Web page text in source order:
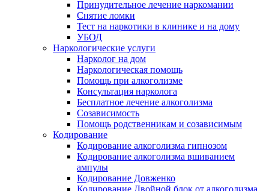
Принудительное лечение наркомании
Снятие ломки
Тест на наркотики в клинике и на дому
УБОД
Наркологические услуги
Нарколог на дом
Наркологическая помощь
Помощь при алкоголизме
Консультация нарколога
Бесплатное лечение алкоголизма
Созависимость
Помощь родственникам и созависимым
Кодирование
Кодирование алкоголизма гипнозом
Кодирование алкоголизма вшиванием
ампулы
Кодирование Довженко
Кодирование Двойной блок от алкоголизма